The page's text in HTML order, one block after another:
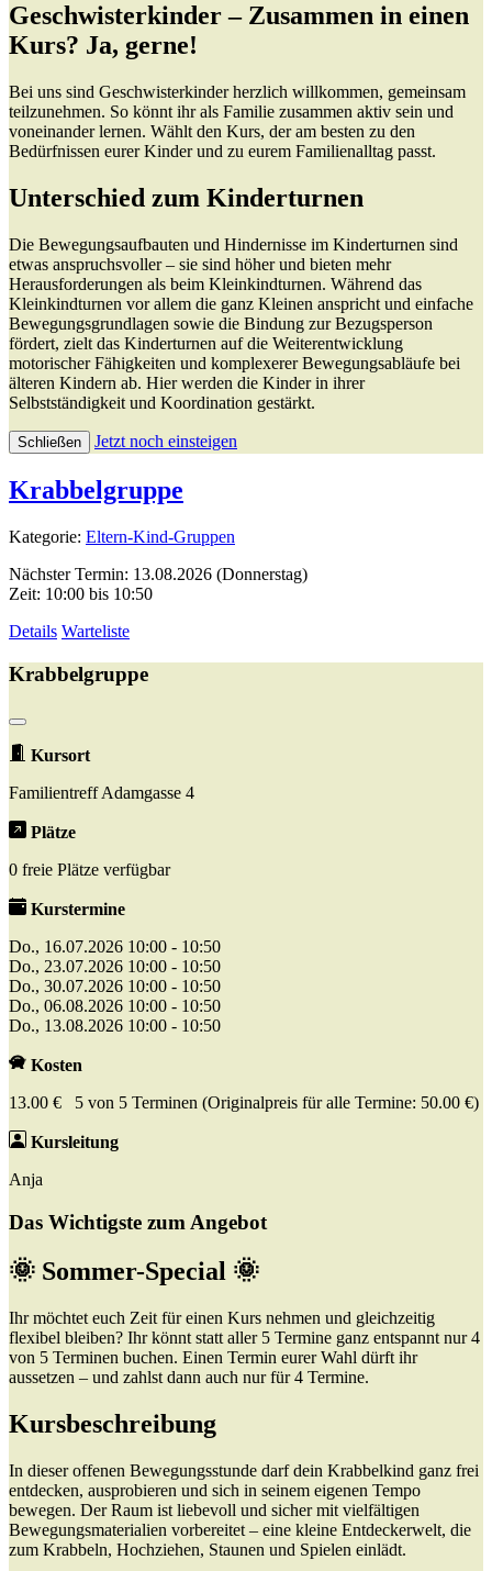
Geschwisterkinder – Zusammen in einen
Kurs? Ja, gerne!
Bei uns sind Geschwisterkinder herzlich willkommen, gemeinsam
teilzunehmen. So könnt ihr als Familie zusammen aktiv sein und
voneinander lernen. Wählt den Kurs, der am besten zu den
Bedürfnissen eurer Kinder und zu eurem Familienalltag passt.
Unterschied zum Kinderturnen
Die Bewegungsaufbauten und Hindernisse im Kinderturnen sind
etwas anspruchsvoller – sie sind höher und bieten mehr
Herausforderungen als beim Kleinkindturnen. Während das
Kleinkindturnen vor allem die ganz Kleinen anspricht und einfache
Bewegungsgrundlagen sowie die Bindung zur Bezugsperson
fördert, zielt das Kinderturnen auf die Weiterentwicklung
motorischer Fähigkeiten und komplexerer Bewegungsabläufe bei
älteren Kindern ab. Hier werden die Kinder in ihrer
Selbstständigkeit und Koordination gestärkt.
Schließen Jetzt noch einsteigen
Krabbelgruppe
Kategorie: Eltern-Kind-Gruppen
Nächster Termin: 13.08.2026 (Donnerstag)
Zeit: 10:00 bis 10:50
Details Warteliste
Krabbelgruppe
Kursort
Familientreff Adamgasse 4
Plätze
0 freie Plätze verfügbar
Kurstermine
Do., 16.07.2026 10:00 - 10:50
Do., 23.07.2026 10:00 - 10:50
Do., 30.07.2026 10:00 - 10:50
Do., 06.08.2026 10:00 - 10:50
Do., 13.08.2026 10:00 - 10:50
Kosten
13.00 € 5 von 5 Terminen (Originalpreis für alle Termine: 50.00 €)
Kursleitung
Anja
Das Wichtigste zum Angebot
🌞 Sommer-Special 🌞
Ihr möchtet euch Zeit für einen Kurs nehmen und gleichzeitig
flexibel bleiben? Ihr könnt statt aller 5 Termine ganz entspannt nur 4
von 5 Terminen buchen. Einen Termin eurer Wahl dürft ihr
aussetzen – und zahlst dann auch nur für 4 Termine.
Kursbeschreibung
In dieser offenen Bewegungsstunde darf dein Krabbelkind ganz frei
entdecken, ausprobieren und sich in seinem eigenen Tempo
bewegen. Der Raum ist liebevoll und sicher mit vielfältigen
Bewegungsmaterialien vorbereitet – eine kleine Entdeckerwelt, die
zum Krabbeln, Hochziehen, Staunen und Spielen einlädt.